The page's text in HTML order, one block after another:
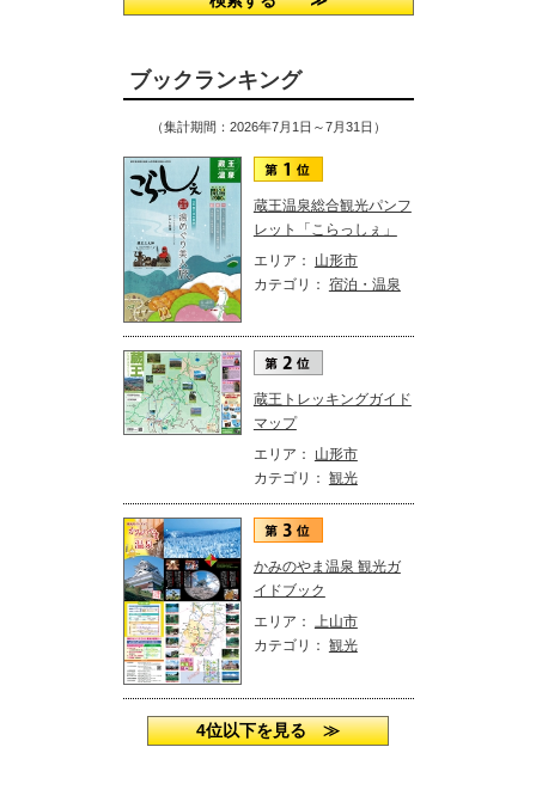
ブックランキング
（集計期間：2026年7月1日～7月31日）
蔵王温泉総合観光パンフ
レット「こらっしぇ」
エリア： 山形市
カテゴリ： 宿泊・温泉
蔵王トレッキングガイド
マップ
エリア： 山形市
カテゴリ： 観光
かみのやま温泉 観光ガ
イドブック
エリア： 上山市
カテゴリ： 観光
4位以下を見る ≫